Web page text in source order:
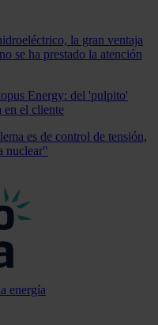
la gran ventaja
se ha prestado la atención
Energy: del 'pulpito'
en el cliente
es de control de tensión,
nuclear"